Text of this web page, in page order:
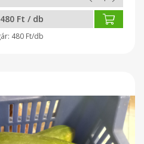
480 Ft / db
480 Ft/db